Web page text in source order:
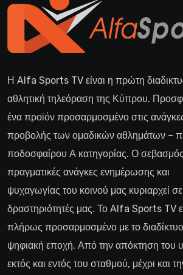
Η Alfa Sports TV είναι η πρώτη
αθλητική τηλεόραση της Κύπρου.
ένα προϊόν προσαρμοσμένο στις
προβολής των ομαδικών αθλημάτων –
ποδοσφαίρου Α κατηγορίας. Ο σεβασμός
πραγματικές ανάγκες ενημέρωσης και
ψυχαγωγίας του κοινού μας κυριαρχεί σε
δραστηριότητές μας. Το Alfa Sports TV
πλήρως προσαρμοσμένο με το διαδίκτυο
ψηφιακή εποχή. Από την απόκτηση του
εκτός και εντός του σταθμού, μέχρι και